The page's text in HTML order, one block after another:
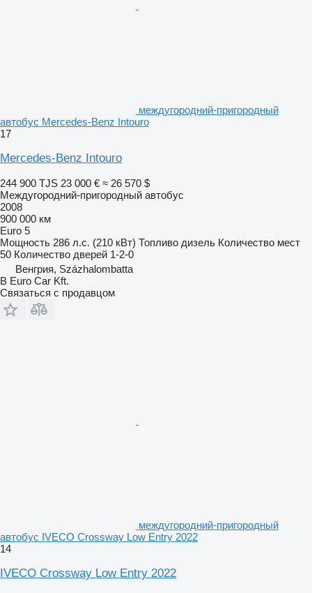
междугородний-пригородный
автобус Mercedes-Benz Intouro
17
Mercedes-Benz Intouro
244 900 TJS 23 000 € ≈ 26 570 $
Междугородний-пригородный автобус
2008
900 000 км
Euro 5
Мощность 286 л.с. (210 кВт) Топливо дизель Количество мест
50 Количество дверей 1-2-0
Венгрия, Százhalombatta
B Euro Car Kft.
Связаться с продавцом
междугородний-пригородный
автобус IVECO Crossway Low Entry 2022
14
IVECO Crossway Low Entry 2022